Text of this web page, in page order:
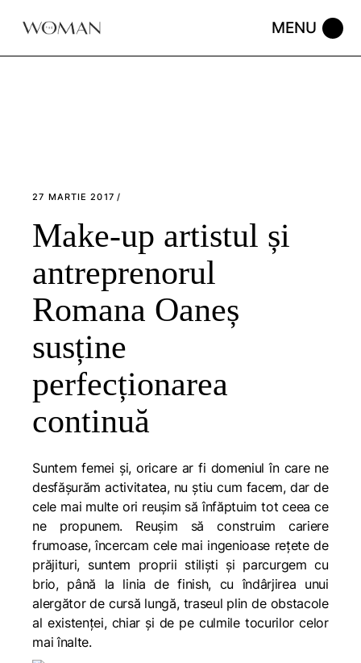
27 MARTIE 2017
Make-up artistul și
antreprenorul
Romana Oaneș
susține
perfecționarea
continuă
Suntem femei și, oricare ar fi domeniul în care ne
desfășurăm activitatea, nu știu cum facem, dar de
cele mai multe ori reușim să înfăptuim tot ceea ce
ne propunem. Reușim să construim cariere
frumoase, încercam cele mai ingenioase rețete de
prăjituri, suntem proprii stiliști și parcurgem cu
brio, până la linia de finish, cu îndârjirea unui
alergător de cursă lungă, traseul plin de obstacole
al existenței, chiar și de pe culmile tocurilor celor
mai înalte.